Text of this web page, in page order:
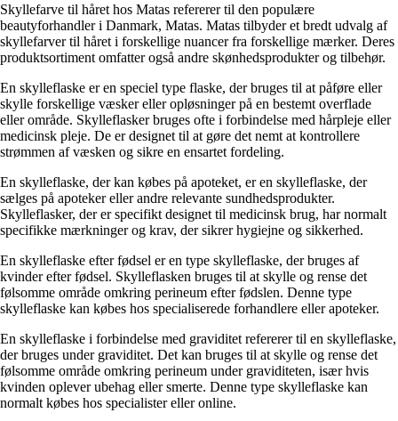
Skyllefarve til håret hos Matas refererer til den populære
beautyforhandler i Danmark, Matas. Matas tilbyder et bredt udvalg af
skyllefarver til håret i forskellige nuancer fra forskellige mærker. Deres
produktsortiment omfatter også andre skønhedsprodukter og tilbehør.
En skylleflaske er en speciel type flaske, der bruges til at påføre eller
skylle forskellige væsker eller opløsninger på en bestemt overflade
eller område. Skylleflasker bruges ofte i forbindelse med hårpleje eller
medicinsk pleje. De er designet til at gøre det nemt at kontrollere
strømmen af væsken og sikre en ensartet fordeling.
En skylleflaske, der kan købes på apoteket, er en skylleflaske, der
sælges på apoteker eller andre relevante sundhedsprodukter.
Skylleflasker, der er specifikt designet til medicinsk brug, har normalt
specifikke mærkninger og krav, der sikrer hygiejne og sikkerhed.
En skylleflaske efter fødsel er en type skylleflaske, der bruges af
kvinder efter fødsel. Skylleflasken bruges til at skylle og rense det
følsomme område omkring perineum efter fødslen. Denne type
skylleflaske kan købes hos specialiserede forhandlere eller apoteker.
En skylleflaske i forbindelse med graviditet refererer til en skylleflaske,
der bruges under graviditet. Det kan bruges til at skylle og rense det
følsomme område omkring perineum under graviditeten, især hvis
kvinden oplever ubehag eller smerte. Denne type skylleflaske kan
normalt købes hos specialister eller online.